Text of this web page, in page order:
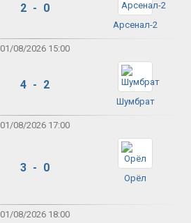
2 - 0
Арсенал-2
01/08/2026 15:00
4 - 2
Шумбрат
01/08/2026 17:00
3 - 0
Орёл
01/08/2026 18:00